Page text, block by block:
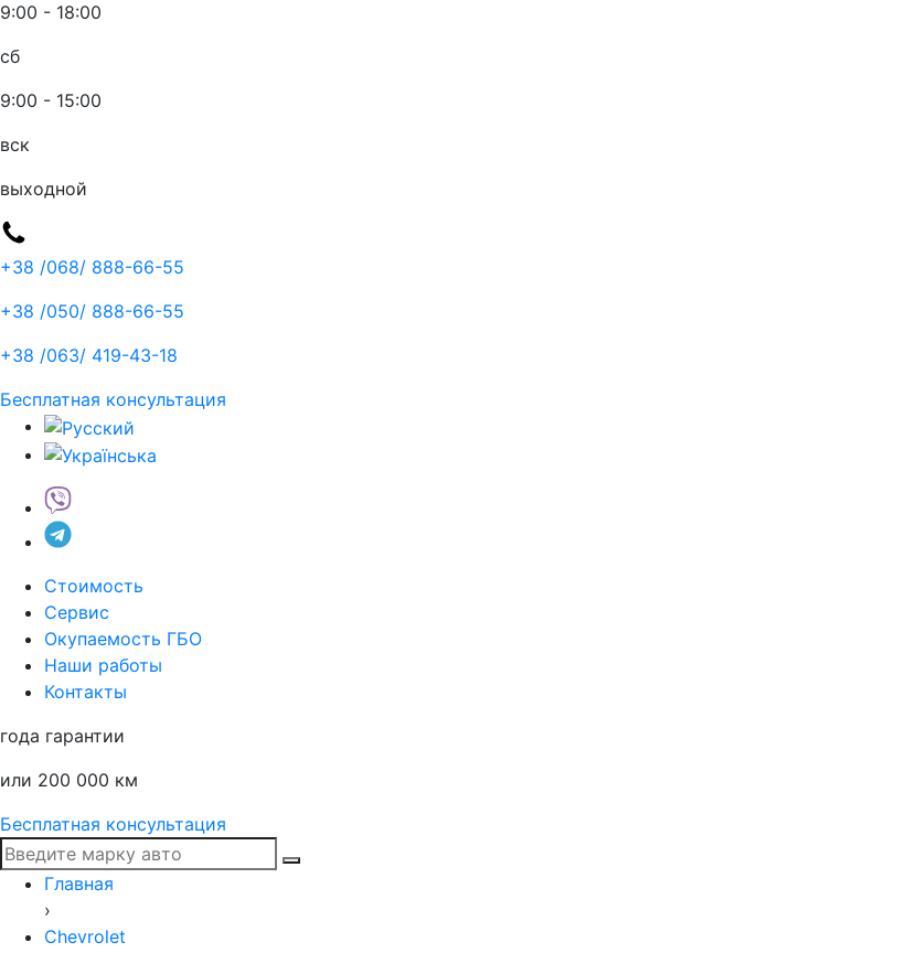
9:00 - 18:00
сб
9:00 - 15:00
вск
выходной
+38 /068/ 888-66-55
+38 /050/ 888-66-55
+38 /063/ 419-43-18
Бесплатная консультация
Стоимость
Сервис
Окупаемость ГБО
Наши работы
Контакты
года гарантии
или 200 000 км
Бесплатная консультация
Главная
›
Chevrolet